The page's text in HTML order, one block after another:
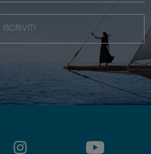
ISCRIVITI